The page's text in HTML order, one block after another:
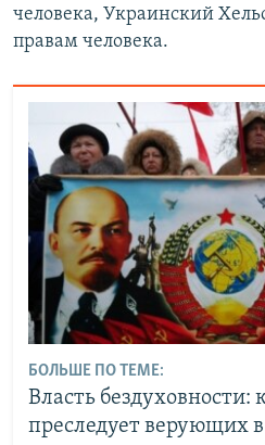
человека, Украинский
правам человека.
БОЛЬШЕ ПО ТЕМЕ:
Власть
преследует верующих